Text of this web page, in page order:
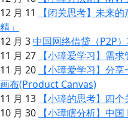
12 月 11
【闭关思考】未来
精」
12 月 3中国网络借贷（P2P
11 月 27
【小璋爱学习】需
11 月 20
【小璋爱学习】分
画布(Product Canvas)
11 月 13
【小璋的思考】四
10 月 30
【小璋瞎分析】中